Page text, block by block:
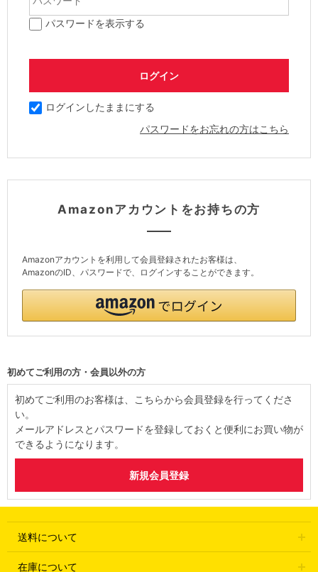
パスワードを表示する
ログインしたままにする
パスワードをお忘れの方はこちら
Amazonアカウントをお持ちの方
Amazonアカウントを利用して会員登録されたお客様は、
AmazonのID、パスワードで、ログインすることができます。
初めてご利用の方・会員以外の方
初めてご利用のお客様は、こちらから会員登録を行ってくださ
い。
メールアドレスとパスワードを登録しておくと便利にお買い物が
できるようになります。
送料について
在庫について